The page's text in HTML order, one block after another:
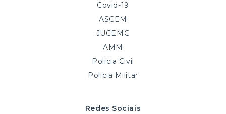
Covid-19
ASCEM
JUCEMG
AMM
Policia Civil
Policia Militar
Redes Sociais